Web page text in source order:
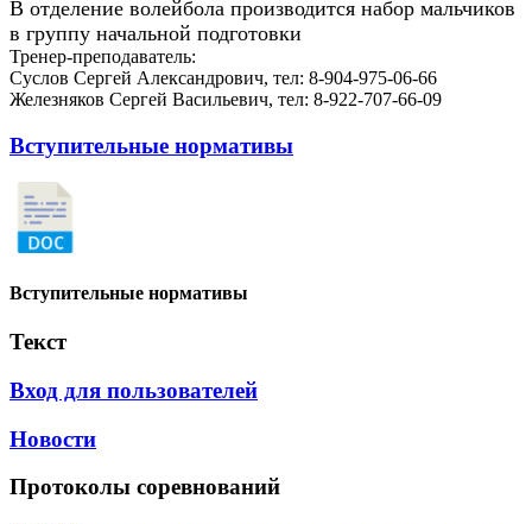
В отделение волейбола производится набор мальчиков
в группу начальной подготовки
Тренер-преподаватель:
Суслов Сергей Александрович, тел: 8-904-975-06-66
Железняков Сергей Васильевич, тел: 8-922-707-66-09
Вступительные нормативы
Вступительные нормативы
Текст
Вход для пользователей
Новости
Протоколы соревнований